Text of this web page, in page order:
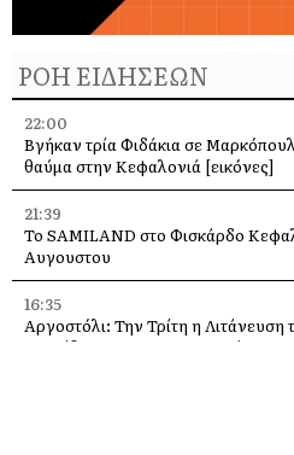
ΡΟΗ ΕΙΔΗΣΕΩΝ
22:00
Βγήκαν τρία Φιδάκια σε
θαύμα στην Κεφαλονιά [εικόνες]
21:39
Το SAMILAND στο Φισκάρδο
Αυγουστου
16:35
Αργοστόλι: Την Τρίτη η Λιτάνευση
Σπυρίδωνα για τους σεισμούς του 53